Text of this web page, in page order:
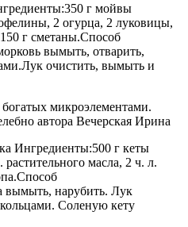
г мойвы
2 огурца, 2 луковицы,
г сметаны.Способ
вымыть, отварить,
очистить, вымыть и
микроэлементами.
автора Вечерская Ирина
Ингредиенты:500 г кеты
масла, 2 ч. л.
вымыть, нарубить. Лук
Соленую кету